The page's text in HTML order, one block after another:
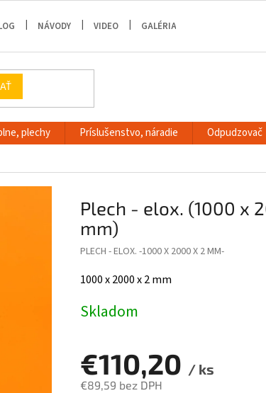
NÁVODY VIDEO GALÉRIA
plechy Príslušenstvo, náradie Odpudzovač
Plech - elox. (1000 x
mm)
PLECH - ELOX. -1000 X 2000 X 2 MM-
1000 x 2000 x 2 mm
Skladom
€110,20 / ks
€89,59 bez DPH